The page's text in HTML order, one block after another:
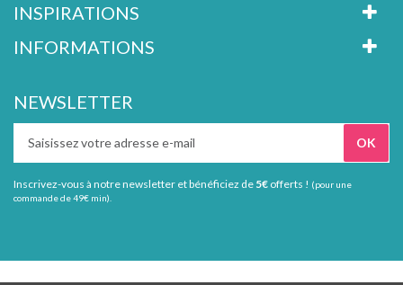
INSPIRATIONS
INFORMATIONS
NEWSLETTER
Inscrivez-vous à notre newsletter et bénéficiez de 5€ offerts ! (pour une
commande de 49€ min).